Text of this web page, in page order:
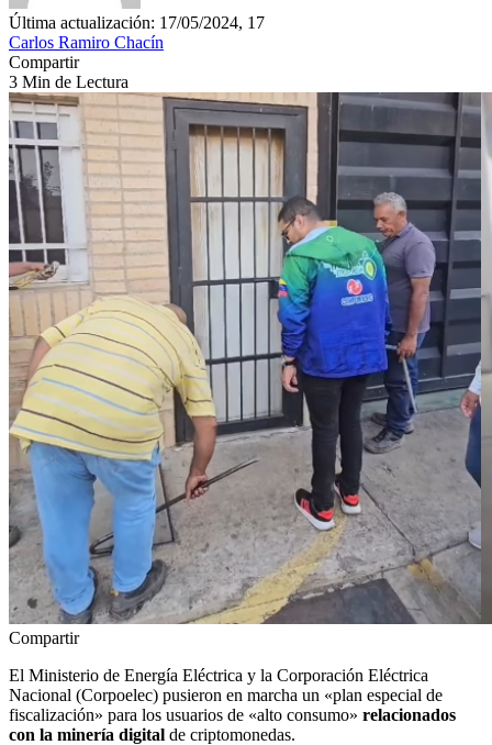
Última actualización: 17/05/2024, 17
Carlos Ramiro Chacín
Compartir
3 Min de Lectura
Compartir
El Ministerio de Energía Eléctrica y la Corporación Eléctrica
Nacional (Corpoelec) pusieron en marcha un «plan especial de
fiscalización» para los usuarios de «alto consumo» relacionados
con la minería digital de criptomonedas.